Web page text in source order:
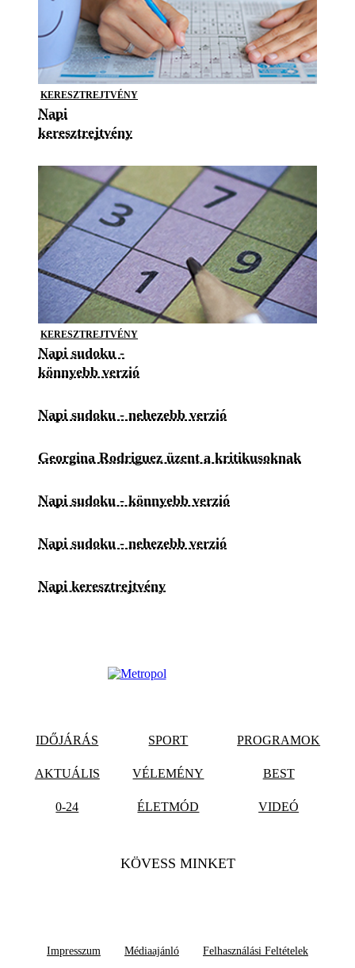
KERESZTREJTVÉNY
Napi
keresztrejtvény
KERESZTREJTVÉNY
Napi sudoku -
könnyebb verzió
Napi sudoku - nehezebb verzió
Georgina Rodriguez üzent a kritikusoknak
Napi sudoku - könnyebb verzió
Napi sudoku - nehezebb verzió
Napi keresztrejtvény
IDŐJÁRÁS SPORT PROGRAMOK
AKTUÁLIS VÉLEMÉNY BEST
0-24 ÉLETMÓD VIDEÓ
KÖVESS MINKET
Impresszum Médiaajánló Felhasználási Feltételek